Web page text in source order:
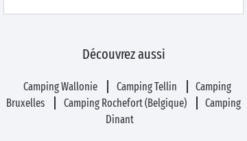
Découvrez aussi
Camping Wallonie Camping Tellin
Camping
Bruxelles
Camping Rochefort (Belgique)
Camping
Dinant